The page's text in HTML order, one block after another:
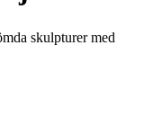
skulpturer med